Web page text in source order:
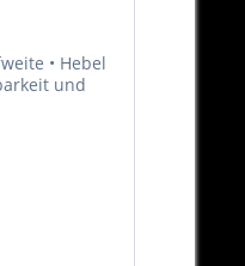
• Hebel
und